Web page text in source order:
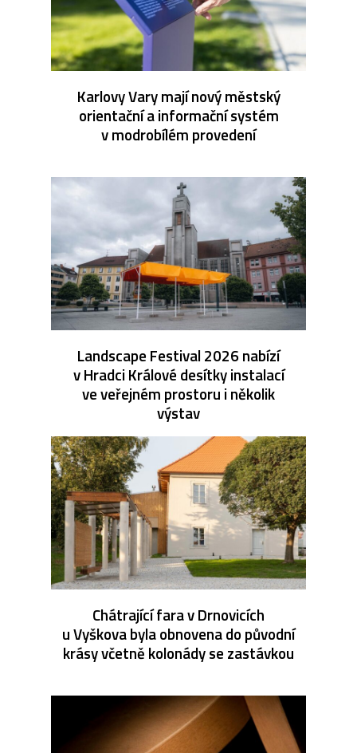
Karlovy Vary mají nový městský
orientační a informační systém
v modrobílém provedení
Landscape Festival 2026 nabízí
v Hradci Králové desítky instalací
ve veřejném prostoru i několik
výstav
Chátrající fara v Drnovicích
u Vyškova byla obnovena do původní
krásy včetně kolonády se zastávkou